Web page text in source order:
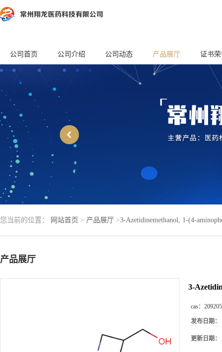
公司首页 公司介绍 公司动态 产品展厅 证书
您当前的位置： 网站首页 > 产品展厅 >3-Azetidinemethanol, 1-(4-
产品展厅
3-
cas：
发布日期：
更新日期：